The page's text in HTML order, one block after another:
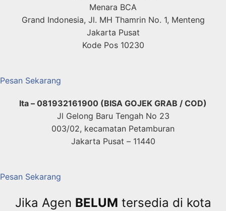
Menara BCA
Grand Indonesia, Jl. MH Thamrin No. 1, Menteng
Jakarta Pusat
Kode Pos 10230
Pesan Sekarang
Ita – 081932161900 (BISA GOJEK GRAB / COD)
Jl Gelong Baru Tengah No 23
003/02, kecamatan Petamburan
Jakarta Pusat – 11440
Pesan Sekarang
Jika Agen BELUM tersedia di kota